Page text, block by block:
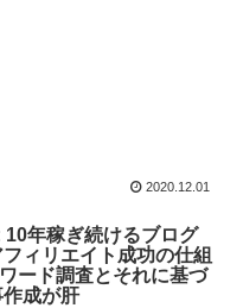
2020.12.01
年稼ぎ続けるブログ
ィリエイト成功の仕組
ード調査とそれに基づ
成が肝